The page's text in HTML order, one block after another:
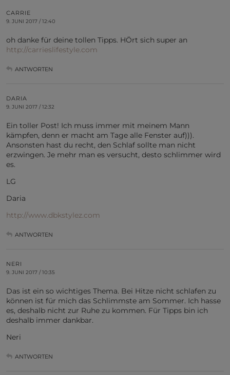
CARRIE
9. JUNI 2017 / 12:40
oh danke für deine tollen Tipps. HÖrt sich super an
http://carrieslifestyle.com
ANTWORTEN
DARIA
9. JUNI 2017 / 12:32
Ein toller Post! Ich muss immer mit meinem Mann
kämpfen, denn er macht am Tage alle Fenster auf))).
Ansonsten hast du recht, den Schlaf sollte man nicht
erzwingen. Je mehr man es versucht, desto schlimmer wird
es.
LG
Daria
http://www.dbkstylez.com
ANTWORTEN
NERI
9. JUNI 2017 / 10:35
Das ist ein so wichtiges Thema. Bei Hitze nicht schlafen zu
können ist für mich das Schlimmste am Sommer. Ich hasse
es, deshalb nicht zur Ruhe zu kommen. Für Tipps bin ich
deshalb immer dankbar.
Neri
ANTWORTEN